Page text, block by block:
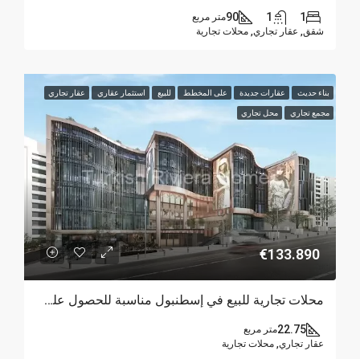
1
1
90متر مربع
شقق, عقار تجاري, محلات تجارية
بناء حديث عقارات جديدة على المخطط للبيع استثمار عقاري عقار تجاري
مجمع تجاري محل تجاري
€133.890
محلات تجارية للبيع في إسطنبول مناسبة للحصول على الجنسية بأسعار حقيقية كاملة
22.75متر مربع
عقار تجاري, محلات تجارية